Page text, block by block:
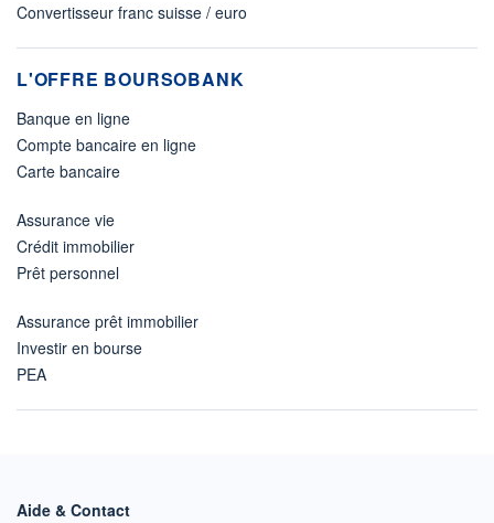
Convertisseur franc suisse / euro
L'OFFRE BOURSOBANK
Banque en ligne
Compte bancaire en ligne
Carte bancaire
Assurance vie
Crédit immobilier
Prêt personnel
Assurance prêt immobilier
Investir en bourse
PEA
Aide & Contact